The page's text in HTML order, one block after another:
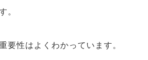
。
要性はよくわかっています。